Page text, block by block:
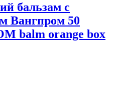
бальзам с
Вангпром 50
balm orange box